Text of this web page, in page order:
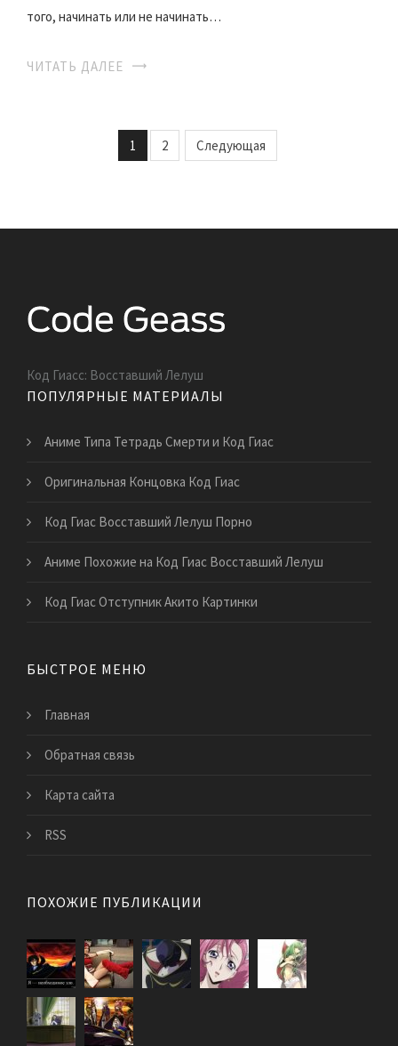
того, начинать или не начинать…
ЧИТАТЬ ДАЛЕЕ
1 2 Следующая
Код Гиасс: Восставший Лелуш
ПОПУЛЯРНЫЕ МАТЕРИАЛЫ
Аниме Типа Тетрадь Смерти и Код Гиас
Оригинальная Концовка Код Гиас
Код Гиас Восставший Лелуш Порно
Аниме Похожие на Код Гиас Восставший Лелуш
Код Гиас Отступник Акито Картинки
БЫСТРОЕ МЕНЮ
Главная
Обратная связь
Карта сайта
RSS
ПОХОЖИЕ ПУБЛИКАЦИИ